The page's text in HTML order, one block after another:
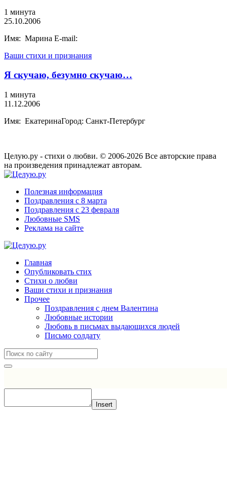
1 минута
25.10.2006
Имя: Марина E-mail:
Ваши стихи и признания
Я скучаю, безумно скучаю…
1 минута
11.12.2006
Имя: ЕкатеринаГород: Санкт-Петербург
Целую.ру - стихи о любви. © 2006-2026 Все авторские права
на произведения принадлежат авторам.
Полезная информация
Поздравления с 8 марта
Поздравления с 23 февраля
Любовные SMS
Реклама на сайте
Главная
Опубликовать стих
Стихи о любви
Ваши стихи и признания
Прочее
Поздравления с днем Валентина
Любовные истории
Любовь в письмах выдающихся людей
Письмо солдату
Insert